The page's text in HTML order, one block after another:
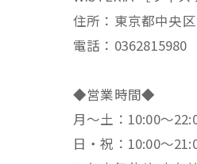
住所：東京都中央
電話：0362815980
◆営業時間◆
月～土：10:00～
日・祝：10:00～